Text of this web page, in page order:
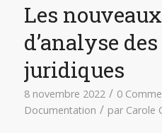
Les
d’analyse
juridiques
8 novembre 2022 / 0
Documentation / par Carole